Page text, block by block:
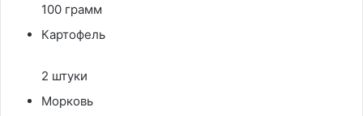
100 грамм
Картофель
2 штуки
Морковь